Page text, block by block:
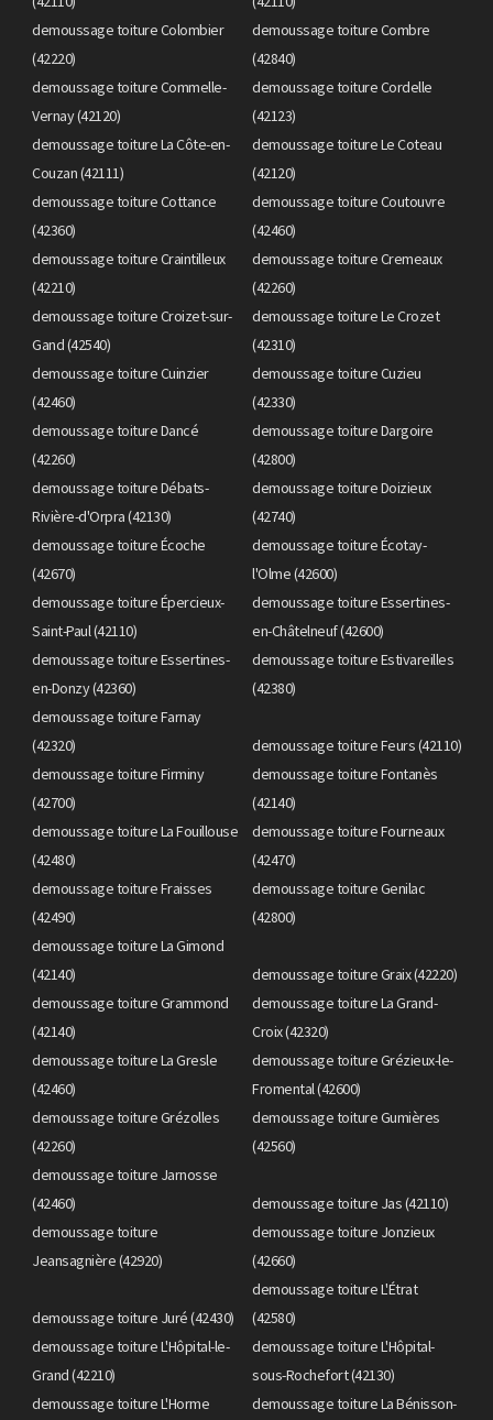
demoussage toiture Colombier
(42220)
demoussage toiture Combre
(42840)
demoussage toiture Commelle-
Vernay (42120)
demoussage toiture Cordelle
(42123)
demoussage toiture La Côte-en-
Couzan (42111)
demoussage toiture Le Coteau
(42120)
demoussage toiture Cottance
(42360)
demoussage toiture Coutouvre
(42460)
demoussage toiture Craintilleux
(42210)
demoussage toiture Cremeaux
(42260)
demoussage toiture Croizet-sur-
Gand (42540)
demoussage toiture Le Crozet
(42310)
demoussage toiture Cuinzier
(42460)
demoussage toiture Cuzieu
(42330)
demoussage toiture Dancé
(42260)
demoussage toiture Dargoire
(42800)
demoussage toiture Débats-
Rivière-d'Orpra (42130)
demoussage toiture Doizieux
(42740)
demoussage toiture Écoche
(42670)
demoussage toiture Écotay-
l'Olme (42600)
demoussage toiture Épercieux-
Saint-Paul (42110)
demoussage toiture Essertines-
en-Châtelneuf (42600)
demoussage toiture Essertines-
en-Donzy (42360)
demoussage toiture Estivareilles
(42380)
demoussage toiture Farnay
(42320)
demoussage toiture Feurs (42110)
demoussage toiture Firminy
(42700)
demoussage toiture Fontanès
(42140)
demoussage toiture La Fouillouse
(42480)
demoussage toiture Fourneaux
(42470)
demoussage toiture Fraisses
(42490)
demoussage toiture Genilac
(42800)
demoussage toiture La Gimond
(42140)
demoussage toiture Graix (42220)
demoussage toiture Grammond
(42140)
demoussage toiture La Grand-
Croix (42320)
demoussage toiture La Gresle
(42460)
demoussage toiture Grézieux-le-
Fromental (42600)
demoussage toiture Grézolles
(42260)
demoussage toiture Gumières
(42560)
demoussage toiture Jarnosse
(42460)
demoussage toiture Jas (42110)
demoussage toiture
Jeansagnière (42920)
demoussage toiture Jonzieux
(42660)
demoussage toiture Juré (42430)
demoussage toiture L'Étrat
(42580)
demoussage toiture L'Hôpital-le-
Grand (42210)
demoussage toiture L'Hôpital-
sous-Rochefort (42130)
demoussage toiture L'Horme
demoussage toiture La Bénisson-